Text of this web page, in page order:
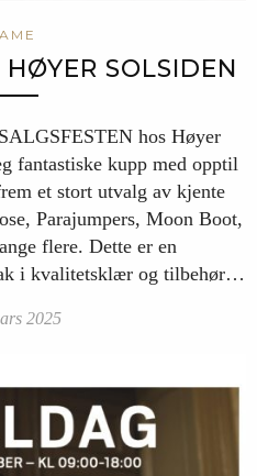
SOLSIDEN
hos Høyer
fantastiske kupp med opptil
et stort utvalg av kjente
Parajumpers, Moon Boot,
flere. Dette er en
i kvalitetsklær og tilbehør…
2025